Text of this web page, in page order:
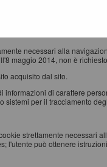
sul quale è in
necessari alla
maggio 2014, non è
acquisito dal sito.
informazioni di carattere
sistemi per il tracciamento
strettamente necessari
l'utente può ottenere